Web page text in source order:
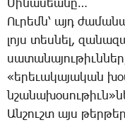
­Մի­նա­սեա­նը…
Ու­րեմն՝ այդ
լոյս տես­նել,
«ե­րե­ւա­կա­յա­կան
Ան­շուշտ այս